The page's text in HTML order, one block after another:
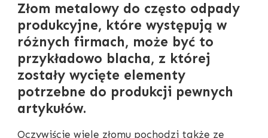
Złom metalowy do często odpady
produkcyjne, które występują w
różnych firmach, może być to
przykładowo blacha, z której
zostały wycięte elementy
potrzebne do produkcji pewnych
artykułów.
Oczywiście wiele złomu pochodzi także ze